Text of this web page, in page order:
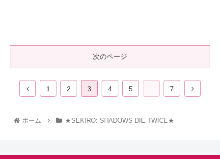
次のページ
1 2 3 4 5 … 7
ホーム ★SEKIRO: SHADOWS DIE TWICE★